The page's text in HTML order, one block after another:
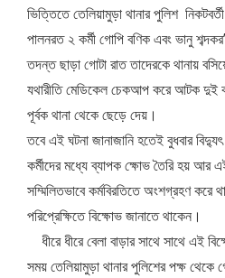
ভিত্তিতে তেলিয়ামুড়া থানার পুলিশ
পালনরত ২ কর্মী গোপি বণিক এবং ভানু
তদন্ত ছাড়া গোটা রাত তাদেরকে থানায়
যথারীতি মেডিকেল চেকআপ করে আটক দুই
পূর্বক থানা থেকে ছেড়ে দেয়।
তবে এই ঘটনা জানাজানি হতেই বুধবার
কর্মীদের মধ্যে ব্যাপক ক্ষোভ তৈরি হয় আর
সম্মিলিতভাবে কর্মবিরতিতে অংশগ্রহণ করে
পরিপ্রেক্ষিতে বিক্ষোভ জানাতে থাকেন।
ধীরে ধীরে বেলা বাড়ার সাথে সাথে এই
সময় তেলিয়ামুড়া থানার পুলিশের পক্ষ থেকে